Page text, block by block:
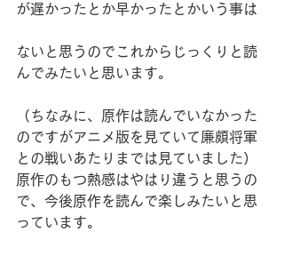
が遅かったとか早かったとかいう事は
ないと思うのでこれからじっくりと読
んでみたいと思います。
（ちなみに、原作は読んでいなかった
のですがアニメ版を見ていて廉頗将軍
との戦いあたりまでは見ていました）
原作のもつ熱感はやはり違うと思うの
で、今後原作を読んで楽しみたいと思
っています。